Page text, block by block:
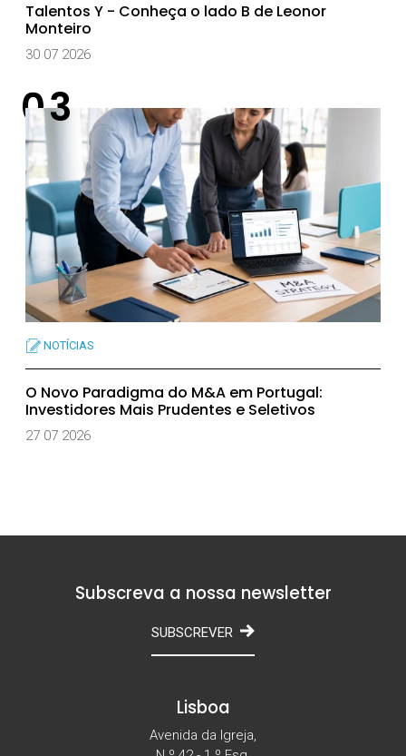
Talentos Y - Conheça o lado B de Leonor
Monteiro
30 07 2026
NOTÍCIAS
O Novo Paradigma do M&A em Portugal:
Investidores Mais Prudentes e Seletivos
27 07 2026
Subscreva a nossa newsletter
SUBSCREVER
Lisboa
Avenida da Igreja,